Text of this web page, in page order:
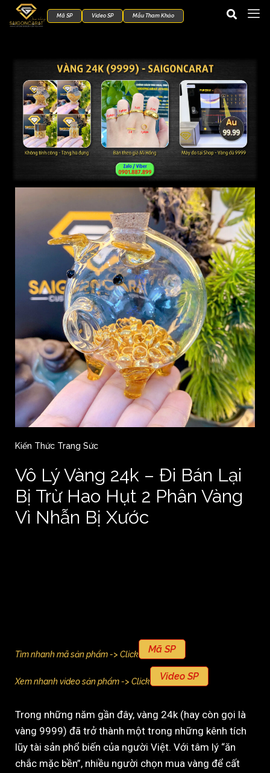
Mã SP Video SP Mẫu Tham Khảo
Kiến Thức Trang Sức
Vô Lý Vàng 24k – Đi Bán Lại
Bị Trừ Hao Hụt 2 Phân Vàng
Vì Nhẫn Bị Xước
Tìm nhanh mã sản phẩm -> Click Mã SP
Xem nhanh video sản phẩm -> Click Video SP
Trong những năm gần đây, vàng 24k (hay còn gọi là
vàng 9999) đã trở thành một trong những kênh tích
lũy tài sản phổ biến của người Việt. Với tâm lý “ăn
chắc mặc bền”, nhiều người chọn mua vàng để cất